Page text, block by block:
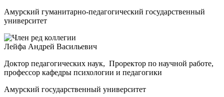
Амурский гуманитарно-педагогический государственный
университет
Лейфа Андрей Васильевич
Доктор педагогических наук, Проректор по научной работе,
профессор кафедры психологии и педагогики
Амурский государственный университет